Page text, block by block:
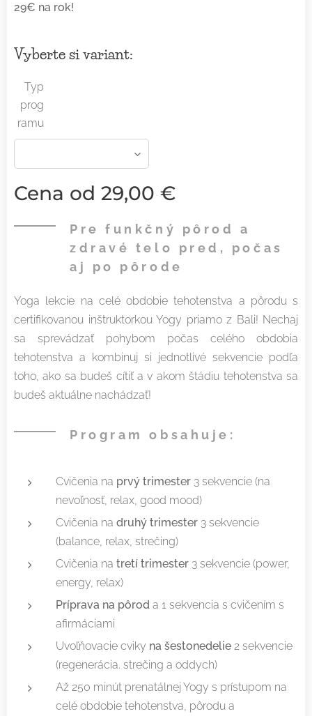
29€ na rok!
Vyberte si variant:
Typ
prog
ramu
Cena od 29,00 €
Pre funkčný pôrod a
zdravé telo pred, počas
aj po pôrode
Yoga lekcie na celé obdobie tehotenstva a pôrodu s
certifikovanou inštruktorkou Yogy priamo z Bali! Nechaj
sa sprevádzať pohybom počas celého obdobia
tehotenstva a kombinuj si jednotlivé sekvencie podľa
toho, ako sa budeš cítiť a v akom štádiu tehotenstva sa
budeš aktuálne nachádzať!
Program obsahuje:
Cvičenia na prvý trimester 3 sekvencie (na
nevoľnosť, relax, good mood)
Cvičenia na druhý trimester 3 sekvencie
(balance, relax, strečing)
Cvičenia na tretí trimester 3 sekvencie (power,
energy, relax)
Príprava na pôrod a 1 sekvencia s cvičením s
afirmáciami
Uvoľňovacie cviky na šestonedelie 2 sekvencie
(regenerácia. strečing a oddych)
Až 250 minút prenatálnej Yogy s prístupom na
celé obdobie tehotenstva, pôrodu a